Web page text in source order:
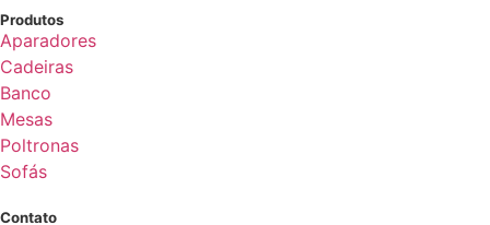
Produtos
Aparadores
Cadeiras
Banco
Mesas
Poltronas
Sofás
Contato